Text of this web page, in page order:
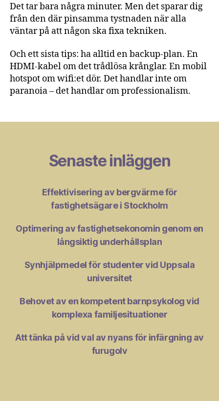
Det tar bara några minuter. Men det sparar dig
från den där pinsamma tystnaden när alla
väntar på att någon ska fixa tekniken.
Och ett sista tips: ha alltid en backup-plan. En
HDMI-kabel om det trådlösa krånglar. En mobil
hotspot om wifi:et dör. Det handlar inte om
paranoia – det handlar om professionalism.
Senaste inläggen
Effektivisering av bergvärme för
fastighetsägare i Stockholm
Optimering av fastighetsekonomin genom en
långsiktig underhållsplan
Synhjälpmedel för studenter vid Uppsala
universitet
Behovet av en kompetent barnpsykolog vid
komplexa familjesituationer
Att tänka på vid val av nyans för infärgning av
furugolv